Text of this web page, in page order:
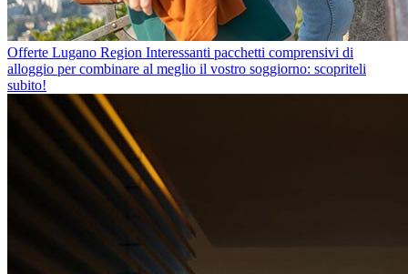
Offerte Lugano Region Interessanti pacchetti comprensivi di
alloggio per combinare al meglio il vostro soggiorno: scopriteli
subito!